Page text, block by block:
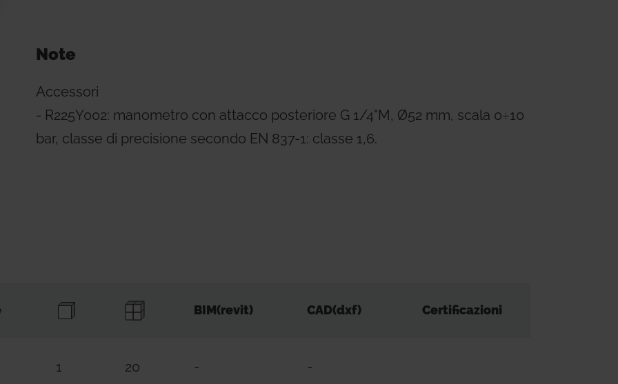
Note
Accessori
- R225Y002: manometro con attacco posteriore G 1/4"M, Ø52 mm, scala 0÷10
bar, classe di precisione secondo EN 837-1: classe 1,6.
BIM(revit) CAD(dxf) Certificazioni
1 20 - -